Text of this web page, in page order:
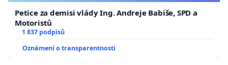
Petice za demisi vlády Ing. Andreje Babiše, SPD a
Motoristů
1 837 podpisů
Oznámení o transparentnosti